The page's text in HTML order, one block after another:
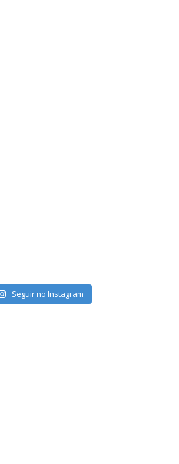
Seguir no Instagram